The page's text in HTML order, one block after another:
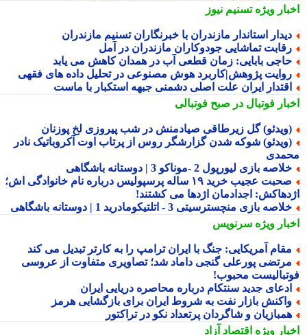
ویژهتسنیم نیوز
استاندار مازندران با خبرنگاران تسنیم مازندران
تماشایی جودوکاران مازندران در آمل
بابایی: زمان قطعی آب در همدان کاهش می یابد
پژوهش|کاربرد هوش مصنوعی در تحلیل داده های فقهی
ایران علت اصلی دشمنی جبهه استکبار با ماست
فوتبال در صبح فوتبالی
گل زیرطاقی صیادمنش در شب پیروزی لخ پوزنان
شوکه شدن گزارشگر روس از پرتاب اوت آکروباتیک نادر
بازی لیورپول 2 -موناکو 3 | دوستانه باشگاهی
صحبت عجیب خرید ۱۹ ساله پرسپولیس درباره نام خانوادگی اش؛
اجدادمان اژدها می کشتند!
بازی منچسترسیتی 3 - اتلتیکومادرید 1 | دوستانه باشگاهی
ویژهسرنویس
آمریکایی: جنگ با ایران ترامپ را به کارتر تبدیل می کند
پورعلی گنجی داماد شد؛ تصاویری متفاوت از عروسی
محبوب!
جدید سنتکام درباره محاصره دریایی ایران
بازار نفت به شروط ایران برای بازگشایی هرمز
و شاگردان پرتعداد نکو در تراکتور
ویژهاقتصاد آزاد